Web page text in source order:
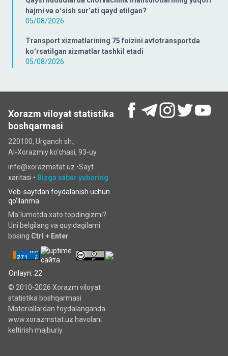
hajmi va oʻsish surʼati qayd etilgan?
05/08/2026
Transport xizmatlarining 75 foizini avtotransportda
koʻrsatilgan xizmatlar tashkil etadi
05/08/2026
Xorazm viloyat statistika
boshqarmasi
220100, Urganch sh.,
Al-Xorazmiy ko‘chаsi, 93-uy
info@xorazmstat.uz •Sayt
xaritasi • Bizga xabar yuboring
Veb-saytdan foydalanish uchun
qo'llanma
Ma`lumotda xato topdingizmi?
Uni belgilang va quyidagilarni
bosing Ctrl + Enter
Onlayn: 22
© 2010-2026 Xorazm viloyat
statistika boshqarmasi
Materiallardan foydalanganda
www.xorazmstat.uz havolani
keltirish majburiy.